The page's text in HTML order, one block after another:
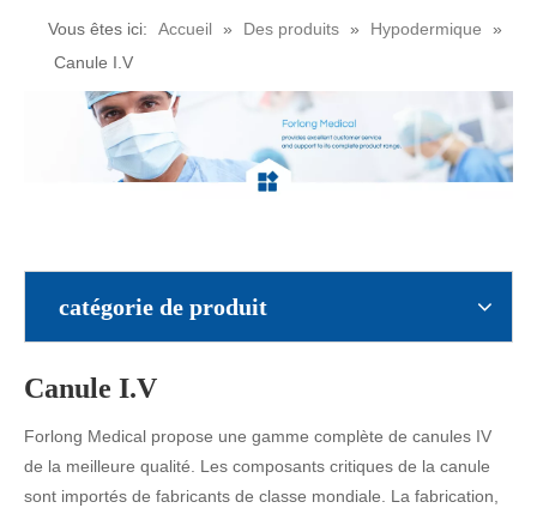
Vous êtes ici: Accueil » Des produits » Hypodermique
»
Canule I.V
catégorie de produit
Canule I.V
Forlong Medical propose une gamme complète de canules IV
de la meilleure qualité. Les composants critiques de la canule
sont importés de fabricants de classe mondiale. La fabrication,